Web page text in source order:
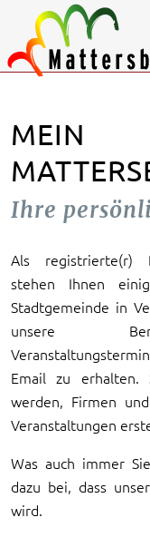
MEIN
Ihre
Als registrierte(r)
stehen Ihnen
Stadtgemeinde in
unsere
Email zu erhalten.
werden, Firmen
Veranstaltungen
Was auch immer
dazu bei, dass
wird.